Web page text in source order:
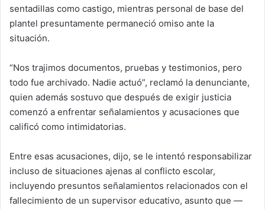
sentadillas como castigo, mientras personal de base del
plantel presuntamente permaneció omiso ante la
situación.
“Nos trajimos documentos, pruebas y testimonios, pero
todo fue archivado. Nadie actuó”, reclamó la denunciante,
quien además sostuvo que después de exigir justicia
comenzó a enfrentar señalamientos y acusaciones que
calificó como intimidatorias.
Entre esas acusaciones, dijo, se le intentó responsabilizar
incluso de situaciones ajenas al conflicto escolar,
incluyendo presuntos señalamientos relacionados con el
fallecimiento de un supervisor educativo, asunto que —